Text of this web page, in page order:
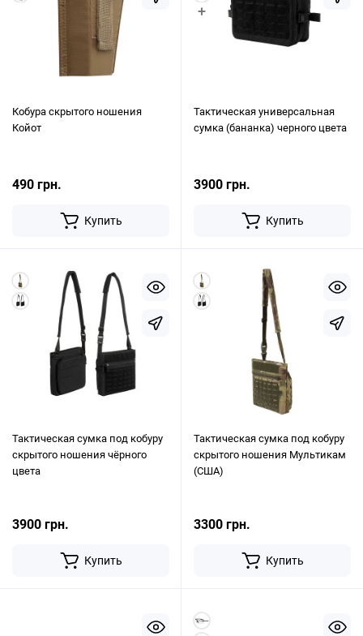
Кобура скрытого ношения
Койот
490 грн.
Купить
+
Тактическая универсальная
сумка (бананка) черного цвета
3900 грн.
Купить
Тактическая сумка под кобуру
скрытого ношения чёрного
цвета
3900 грн.
Купить
Тактическая сумка под кобуру
скрытого ношения Мультикам
(США)
3300 грн.
Купить